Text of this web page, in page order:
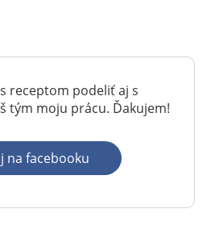
receptom podeliť aj s
tým moju prácu. Ďakujem!
na facebooku